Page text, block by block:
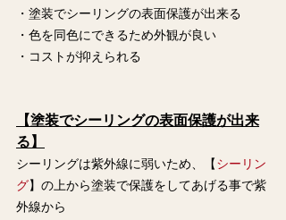
・塗装でシーリングの表面保護が出来る
・色を同色にできるため外観が良い
・コストが抑えられる
【塗装でシーリングの表面保護が出来
る】
シーリングは紫外線に弱いため、【シーリン
グ】の上から塗装で保護をしてあげる事で紫
外線から